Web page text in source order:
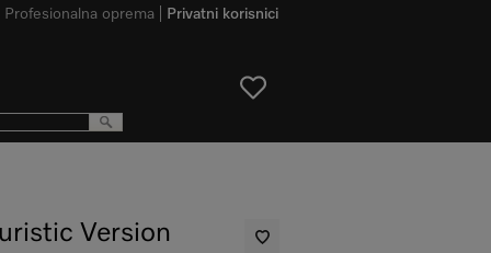
Version
Privatni korisnici
Profesionalna oprema